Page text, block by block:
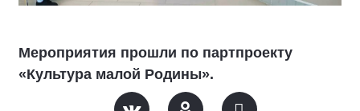
Мероприятия прошли по партпроекту
«Культура малой Родины».